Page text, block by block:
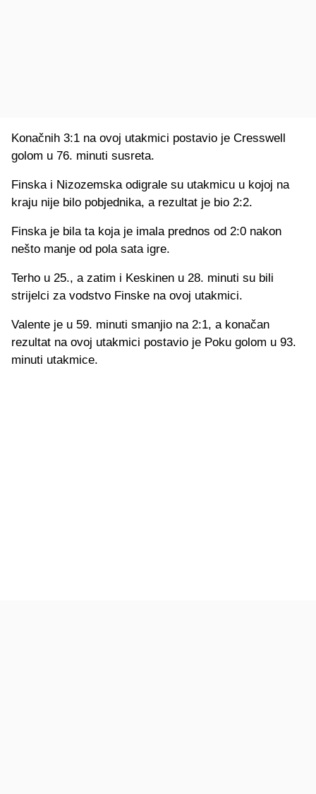
Konačnih 3:1 na ovoj utakmici postavio je Cresswell
golom u 76. minuti susreta.
Finska i Nizozemska odigrale su utakmicu u kojoj na
kraju nije bilo pobjednika, a rezultat je bio 2:2.
Finska je bila ta koja je imala prednos od 2:0 nakon
nešto manje od pola sata igre.
Terho u 25., a zatim i Keskinen u 28. minuti su bili
strijelci za vodstvo Finske na ovoj utakmici.
Valente je u 59. minuti smanjio na 2:1, a konačan
rezultat na ovoj utakmici postavio je Poku golom u 93.
minuti utakmice.